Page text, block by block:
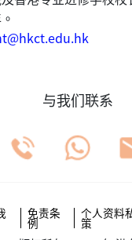
与我们联系
免责条
例
个人资料
策